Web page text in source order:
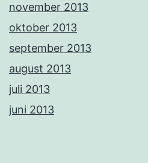
november 2013
oktober 2013
september 2013
august 2013
juli 2013
juni 2013